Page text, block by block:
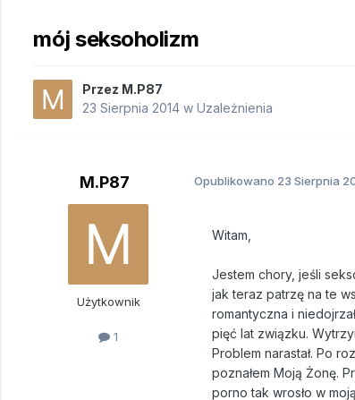
mój seksoholizm
Przez M.P87
23 Sierpnia 2014 w Uzależnienia
M.P87
Użytkownik
1
Opublikowano 23 Sierpnia
Witam,
Jestem chory, jeśli
jak teraz patrzę na te
romantyczna i
pięć lat związku.
Problem narastał. Po
poznałem Moją Żonę.
porno tak wrosło w